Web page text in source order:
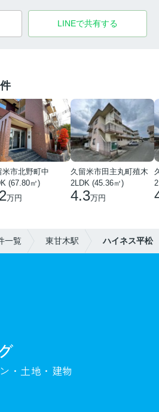
LINEで共有する
米市北野町中
(67.80㎡)
万円
久留米市田主丸町殖木
2LDK (45.36㎡)
4.3万円
一覧 東甘木駅 ハイネス平松
・土地・建物